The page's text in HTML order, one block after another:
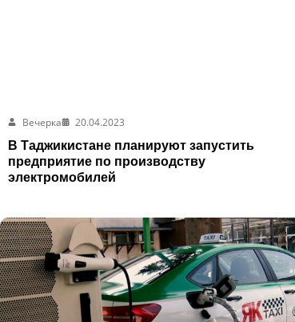
Вечерка
20.04.2023
В Таджикистане планируют запустить
предприятие по производству
электромобилей